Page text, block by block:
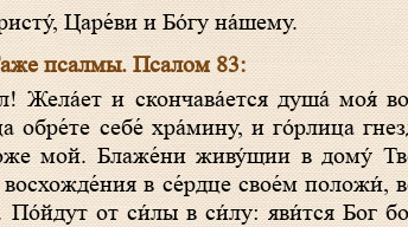
Царе́ви и Бо́гу на́шему.
псалмы. Псалом 83:
обре́те себе́ хра́мину, и го́рлица
мой. Блаже́ни живу́щии в дому́
в се́рдце свое́м положи́,
По́йдут от си́лы в си́лу: яви́тся Бог